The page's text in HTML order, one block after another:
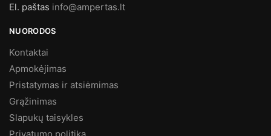
El. paštas info@ampertas.lt
NUORODOS
Kontaktai
Apmokėjimas
Pristatymas ir atsiėmimas
Grąžinimas
Slapukų taisykles